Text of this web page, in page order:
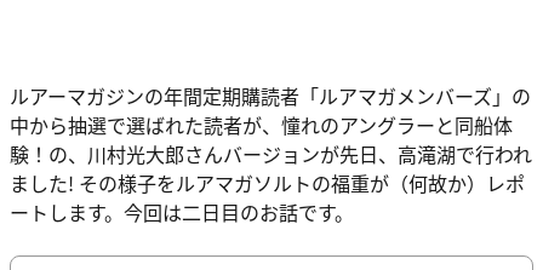
ルアーマガジンの年間定期購読者「ルアマガメンバーズ」の
中から抽選で選ばれた読者が、憧れのアングラーと同船体
験！の、川村光大郎さんバージョンが先日、高滝湖で行われ
ました! その様子をルアマガソルトの福重が（何故か）レポ
ートします。今回は二日目のお話です。